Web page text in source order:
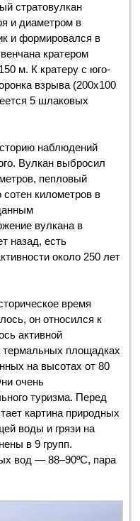
стратовулкан
и диаметром в
и формировался в
кратером
м. К кратеру с юго-
взрыва (200х100
5 шлаковых
наблюдений
Вулкан выбросил
пепловый
километров в
вулкана в
назад, есть
около 250 лет
время
он относился к
активной
площадках
на высотах от 80
очень
туризма. Перед
картина природных
воды и грязи на
в 9 групп.
вод — 88–90ºС, пара